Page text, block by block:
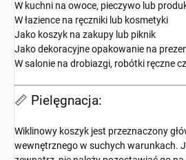
W kuchni na owoce, pieczywo lub
W łazience na ręczniki lub kosmetyki
Jako koszyk na zakupy lub piknik
Jako dekoracyjne opakowanie na
W salonie na drobiazgi, robótki ręczne
📏 Pielęgnacja:
Wiklinowy koszyk jest przeznaczony
wewnętrznego w suchych warunkach.